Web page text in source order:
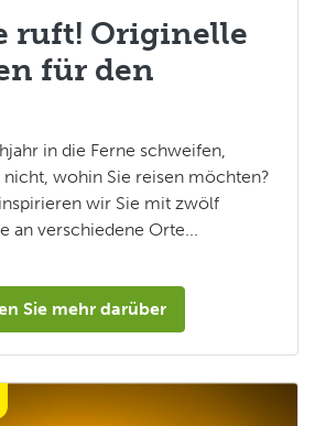
ruft! Originelle
für den
in die Ferne schweifen,
wohin Sie reisen möchten?
wir Sie mit zwölf
an verschiedene Orte...
Sie mehr darüber